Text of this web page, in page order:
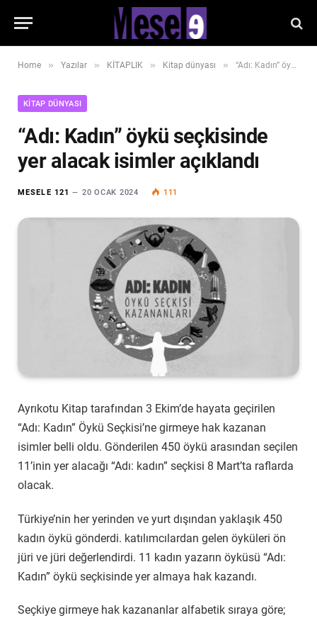
Home » Yazılar » KİTAPLIK » Kitap dünyası » “Adı: Kadın” öykü seçkisinde yer alacak isimler açıklandı
KITAP DÜNYASI
“Adı: Kadın” öykü seçkisinde
yer alacak isimler açıklandı
MESELE 121 20 OCAK 2024 111
Ayrıkotu Kitap tarafından 3 Ekim’de hayata geçirilen
“Adı: Kadın” Öykü Seçkisi’ne girmeye hak kazanan
isimler belli oldu. Gönderilen 450 öykü arasından seçilen
11’inin yer alacağı “Adı: kadın” seçkisi 8 Mart’ta raflarda
olacak.
Türkiye’nin her yerinden ve yurt dışından yaklaşık 450
kadın öykü gönderdi. katılımcılardan gelen öyküleri ön
jüri ve jüri değerlendirdi. 11 kadın yazarın öyküsü “Adı:
Kadın” öykü seçkisinde yer almaya hak kazandı.
Seçkiye girmeye hak kazananlar alfabetik sıraya göre;